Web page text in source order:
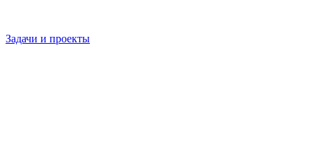
Задачи и проекты